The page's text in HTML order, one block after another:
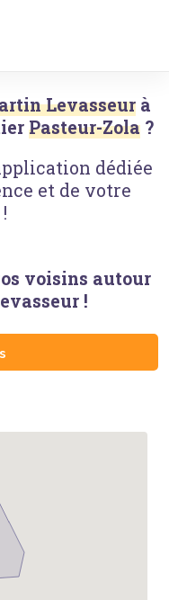
Levasseurà
Pasteur-Zola ?
dédiée
et de votre
voisins autour
!